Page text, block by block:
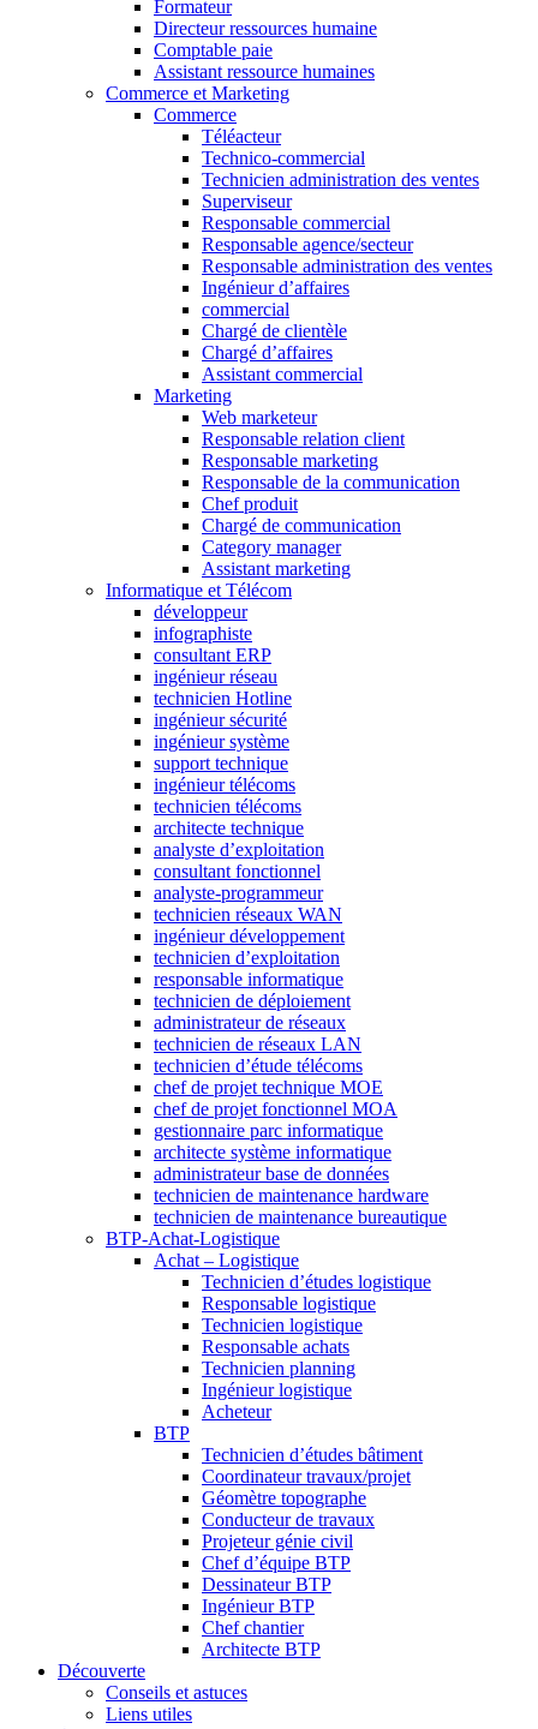
Formateur
Directeur ressources humaine
Comptable paie
Assistant ressource humaines
Commerce et Marketing
Commerce
Téléacteur
Technico-commercial
Technicien administration des ventes
Superviseur
Responsable commercial
Responsable agence/secteur
Responsable administration des ventes
Ingénieur d’affaires
commercial
Chargé de clientèle
Chargé d’affaires
Assistant commercial
Marketing
Web marketeur
Responsable relation client
Responsable marketing
Responsable de la communication
Chef produit
Chargé de communication
Category manager
Assistant marketing
Informatique et Télécom
développeur
infographiste
consultant ERP
ingénieur réseau
technicien Hotline
ingénieur sécurité
ingénieur système
support technique
ingénieur télécoms
technicien télécoms
architecte technique
analyste d’exploitation
consultant fonctionnel
analyste-programmeur
technicien réseaux WAN
ingénieur développement
technicien d’exploitation
responsable informatique
technicien de déploiement
administrateur de réseaux
technicien de réseaux LAN
technicien d’étude télécoms
chef de projet technique MOE
chef de projet fonctionnel MOA
gestionnaire parc informatique
architecte système informatique
administrateur base de données
technicien de maintenance hardware
technicien de maintenance bureautique
BTP-Achat-Logistique
Achat – Logistique
Technicien d’études logistique
Responsable logistique
Technicien logistique
Responsable achats
Technicien planning
Ingénieur logistique
Acheteur
BTP
Technicien d’études bâtiment
Coordinateur travaux/projet
Géomètre topographe
Conducteur de travaux
Projeteur génie civil
Chef d’équipe BTP
Dessinateur BTP
Ingénieur BTP
Chef chantier
Architecte BTP
Découverte
Conseils et astuces
Liens utiles